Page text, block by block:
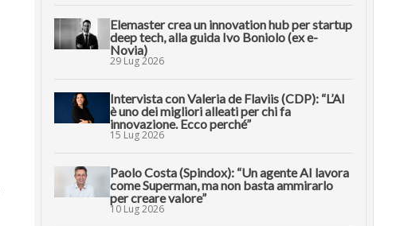
Elemaster crea un innovation hub per startup
deep tech, alla guida Ivo Boniolo (ex e-
Novia)
29 Lug 2026
Intervista con Valeria de Flaviis (CDP): “L’AI
è uno dei migliori alleati per chi fa
innovazione. Ecco perché”
15 Lug 2026
Paolo Costa (Spindox): “Un agente AI lavora
come Superman, ma non basta ammirarlo
per creare valore”
10 Lug 2026